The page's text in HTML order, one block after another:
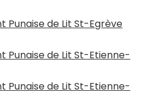
Punaise de Lit St-Egrève
Punaise de Lit St-Etienne-
Punaise de Lit St-Etienne-